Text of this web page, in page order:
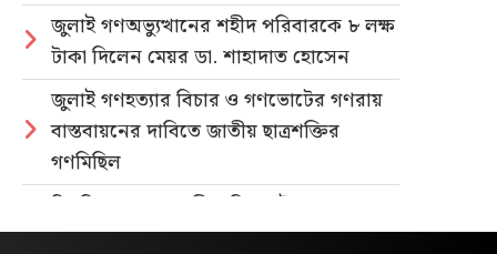
জুলাই গণঅভ্যুত্থানের শহীদ পরিবারকে ৮ লক্ষ
টাকা দিলেন মেয়র ডা. শাহাদাত হোসেন
জুলাই গণহত্যার বিচার ও গণভোটের গণরায়
বাস্তবায়নের দাবিতে জাতীয় ছাত্রশক্তির
গণমিছিল
নিবন্ধিত প্যাডেলচালিত রিকশাই পাবে
পরিবেশবান্ধব ই-রিকশার লাইসেন্স